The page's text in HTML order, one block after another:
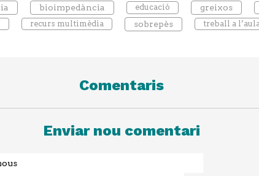
bioimpedància educació
greixos
recurs multimèdia sobrepès treball a
Comentaris
Enviar nou comentari